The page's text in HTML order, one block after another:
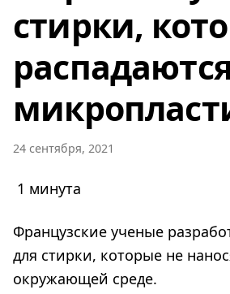
стирки,
24 сентября, 2021
1 минута
Французские ученые
для стирки, которые не
окружающей среде.